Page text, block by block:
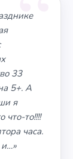
33
5+. А
я
что-то!!!!
часа.